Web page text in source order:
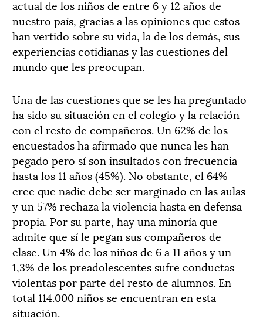
actual de los niños de entre 6 y 12 años de
nuestro país, gracias a las opiniones que estos
han vertido sobre su vida, la de los demás, sus
experiencias cotidianas y las cuestiones del
mundo que les preocupan.
Una de las cuestiones que se les ha preguntado
ha sido su situación en el colegio y la relación
con el resto de compañeros. Un 62% de los
encuestados ha afirmado que nunca les han
pegado pero sí son insultados con frecuencia
hasta los 11 años (45%). No obstante, el 64%
cree que nadie debe ser marginado en las aulas
y un 57% rechaza la violencia hasta en defensa
propia. Por su parte, hay una minoría que
admite que sí le pegan sus compañeros de
clase. Un 4% de los niños de 6 a 11 años y un
1,3% de los preadolescentes sufre conductas
violentas por parte del resto de alumnos. En
total 114.000 niños se encuentran en esta
situación.